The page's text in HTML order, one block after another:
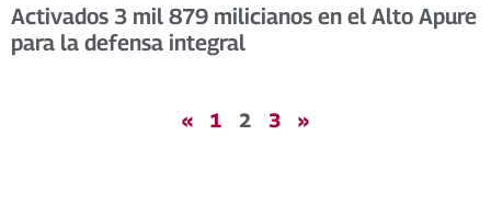
Activados 3 mil 879 milicianos en el Alto Apure
para la defensa integral
« 1 2 3 »